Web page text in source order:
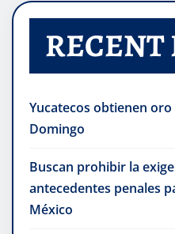
RECENT
Yucatecos obtienen oro
Domingo
Buscan prohibir la
antecedentes penales
México